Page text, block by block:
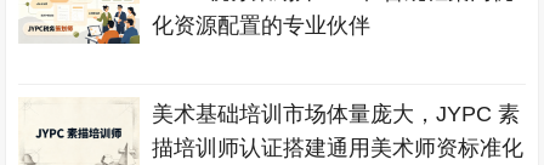
化资源配置的专业伙伴
美术基础培训市场体量庞大，JYPC 素
描培训师认证搭建通用美术师资标准化